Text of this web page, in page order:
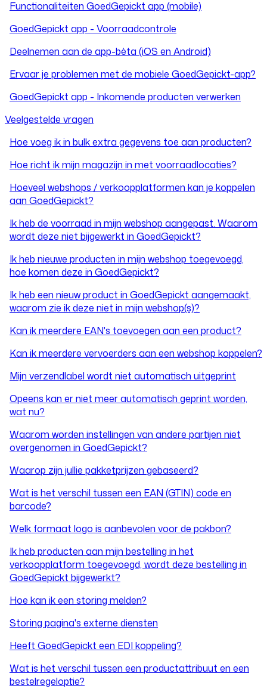
Functionaliteiten GoedGepickt app (mobile)
GoedGepickt app - Voorraadcontrole
Deelnemen aan de app-bèta (iOS en Android)
Ervaar je problemen met de mobiele GoedGepickt-app?
GoedGepickt app - Inkomende producten verwerken
Veelgestelde vragen
Hoe voeg ik in bulk extra gegevens toe aan producten?
Hoe richt ik mijn magazijn in met voorraadlocaties?
Hoeveel webshops / verkoopplatformen kan je koppelen
aan GoedGepickt?
Ik heb de voorraad in mijn webshop aangepast. Waarom
wordt deze niet bijgewerkt in GoedGepickt?
Ik heb nieuwe producten in mijn webshop toegevoegd,
hoe komen deze in GoedGepickt?
Ik heb een nieuw product in GoedGepickt aangemaakt,
waarom zie ik deze niet in mijn webshop(s)?
Kan ik meerdere EAN's toevoegen aan een product?
Kan ik meerdere vervoerders aan een webshop koppelen?
Mijn verzendlabel wordt niet automatisch uitgeprint
Opeens kan er niet meer automatisch geprint worden,
wat nu?
Waarom worden instellingen van andere partijen niet
overgenomen in GoedGepickt?
Waarop zijn jullie pakketprijzen gebaseerd?
Wat is het verschil tussen een EAN (GTIN) code en
barcode?
Welk formaat logo is aanbevolen voor de pakbon?
Ik heb producten aan mijn bestelling in het
verkoopplatform toegevoegd, wordt deze bestelling in
GoedGepickt bijgewerkt?
Hoe kan ik een storing melden?
Storing pagina's externe diensten
Heeft GoedGepickt een EDI koppeling?
Wat is het verschil tussen een productattribuut en een
bestelregeloptie?